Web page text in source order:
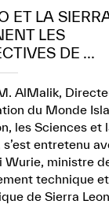
ET LA
LES
DE ...
AlMalik,
du Monde
les Sciences et
s’est entretenu
Wurie, ministre
technique
de Sierra